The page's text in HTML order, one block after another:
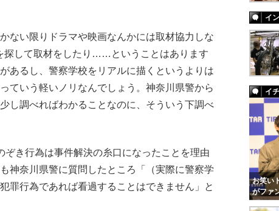
ない限りドラマや映画なんかには取材協力しな
探して取材をしたり……ということはあります
あるし、警察学校をリアルに描くというよりは
ていう軽いノリなんでしょう。神奈川県警から
し調べればわかることなのに、そういう下調べ
き行為は事件解決の糸口になったことを理由
神奈川県警に質問したところ「（実際に警察学
罪行為であれば看過することはできません」と
イ
イ
お笑い
がファ